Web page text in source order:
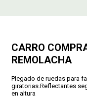
CARRO
REMOLACHA
Plegado de ruedas para
giratorias.Reflectantes
en altura